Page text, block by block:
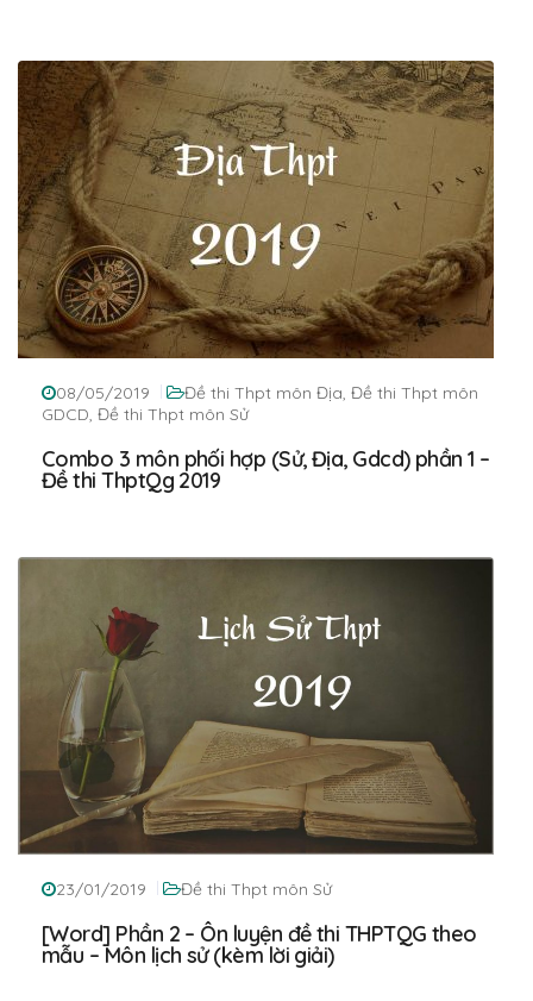
08/05/2019 Đề thi Thpt môn Địa, Đề thi Thpt môn
GDCD, Đề thi Thpt môn Sử
Combo 3 môn phối hợp (Sử, Địa, Gdcd) phần 1 –
Đề thi ThptQg 2019
23/01/2019 Đề thi Thpt môn Sử
[Word] Phần 2 – Ôn luyện đề thi THPTQG theo
mẫu – Môn lịch sử (kèm lời giải)